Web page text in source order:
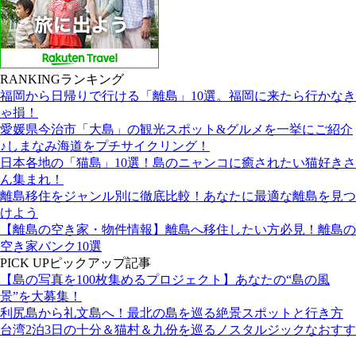
RANKINGランキング
福岡から日帰りで行ける「離島」10選。福岡に来たら行かなき
ゃ損！
愛媛県今治市「大島」の観光スポット&グルメを一挙にご紹介
♪しまなみ海道をプチサイクリング！
日本各地の「猫島」10選！島のニャンコに癒されたい猫好きさ
ん集まれ！
離島移住をジャンル別に徹底比較！あなたに最適な離島を見つ
けよう
【離島の空き家・物件情報】離島へ移住したい方必見！離島の
空き家バンク10選
PICK UPピックアップ記事
【島の写真を100枚集めるプロジェクト】あなたの“島の風
景”を大募集！
利尻島から礼文島へ！最北の島を巡る絶景スポットと行き方
台湾2泊3日の十分＆猫村＆九份を巡るノスタルジックなおすす